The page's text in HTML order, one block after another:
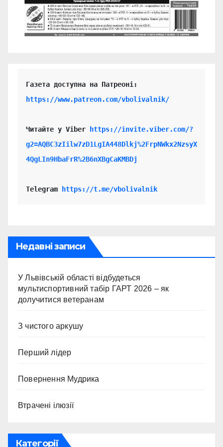
https://www.patreon.com/vbolivalnik/
Читайте у Viber
https://invite.viber.com/?
g2=AQBC3zIilw7zD1LgIA448Dlkj%2FrpNWkx2NzsyX
4QgLIn9HbaFrR%2B6nXBgCaKMBDj
Telegram https://t.me/vbolivalnik
Недавні записи
У Львівській області відбудеться
мультиспортивний табір ГАРТ 2026 – як
долучитися ветеранам
З чистого аркушу
Перший лідер
Повернення Мудрика
Втрачені ілюзії
Категорії